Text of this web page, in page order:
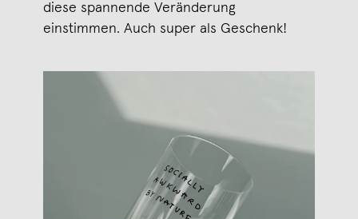
diese spannende Veränderung
einstimmen. Auch super als Geschenk!